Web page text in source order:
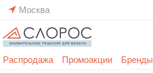
Москва
Распродажа Промоакции Бренды